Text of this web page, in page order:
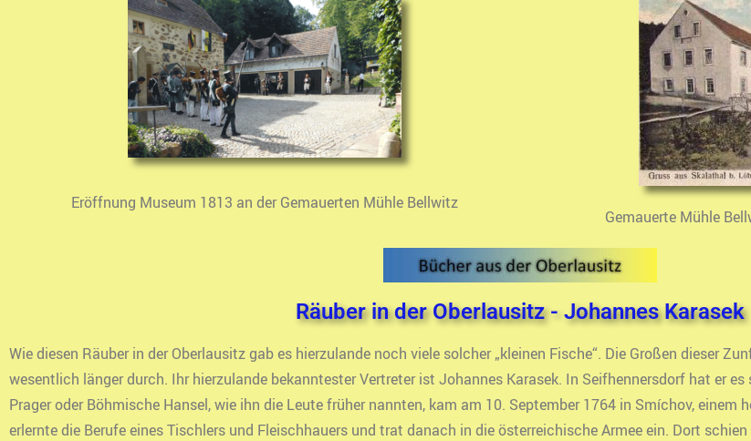
Eröffnung Museum 1813 an der Gemauerten Mühle Bellwitz
Gemauerte Mühle
Räuber in der Oberlausitz - Johannes Karasek
Wie diesen Räuber in der Oberlausitz gab es hierzulande noch viele solcher „kleinen Fische“. Die Großen dieser
wesentlich länger durch. Ihr hierzulande bekanntester Vertreter ist Johannes Karasek. In Seifhennersdorf hat er
Prager oder Böhmische Hansel, wie ihn die Leute früher nannten, kam am 10. September 1764 in Smíchov, einem
erlernte die Berufe eines Tischlers und Fleischhauers und trat danach in die österreichische Armee ein. Dort